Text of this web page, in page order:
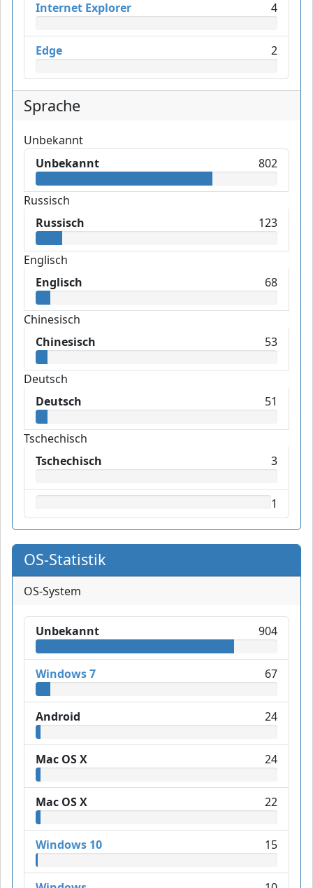
Internet Explorer 4
Edge 2
Sprache
Unbekannt
Unbekannt
802
Russisch
Russisch
123
Englisch
Englisch
68
Chinesisch
Chinesisch
53
Deutsch
Deutsch
51
Tschechisch
Tschechisch
3
1
OS-Statistik
OS-System
Unbekannt 904
Windows 7 67
Android 24
Mac OS X 24
Mac OS X 22
Windows 10 15